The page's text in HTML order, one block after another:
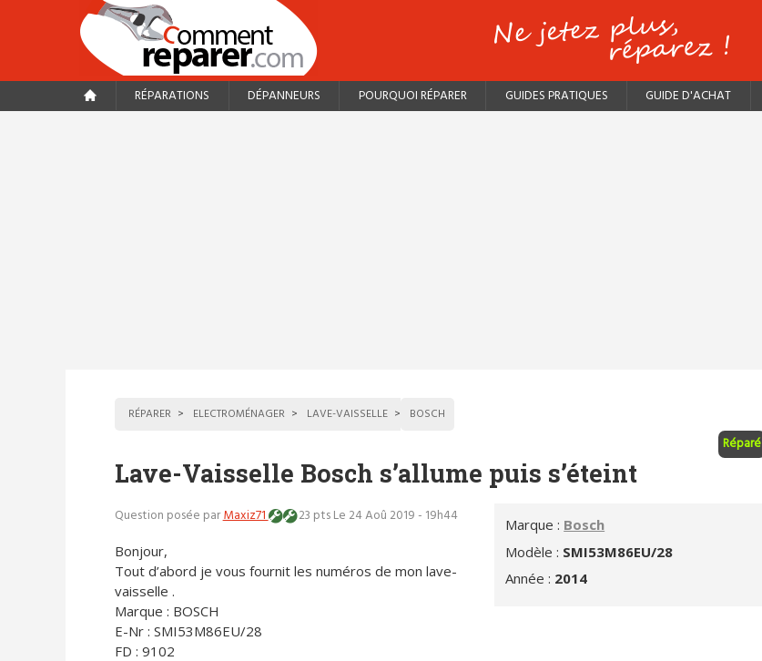
RÉPARATIONS DÉPANNEURS POURQUOI RÉPARER GUIDES PRATIQUES GUIDE D'ACHAT
RÉPARER ELECTROMÉNAGER LAVE-VAISSELLE BOSCH
Réparé
Lave-Vaisselle Bosch s’allume puis s’éteint
Marque : Bosch
Modèle : SMI53M86EU/28
Année : 2014
Question posée parMaxiz71 23 ptsLe 24 Aoû 2019 - 19h44
Bonjour,
Tout d’abord je vous fournit les numéros de mon lave-
vaisselle .
Marque : BOSCH
E-Nr : SMI53M86EU/28
FD : 9102